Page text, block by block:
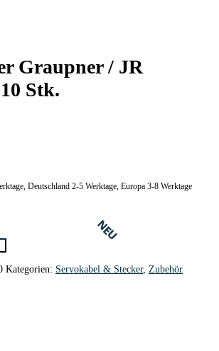
Graupner / JR
Stk.
Deutschland 2-5 Werktage, Europa 3-8 Werktage
Kategorien: Servokabel & Stecker, Zubehör
NEU
NEU